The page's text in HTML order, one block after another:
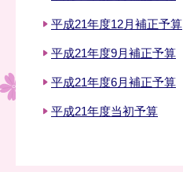
平成21年度12月補正予算
平成21年度9月補正予算
平成21年度6月補正予算
平成21年度当初予算